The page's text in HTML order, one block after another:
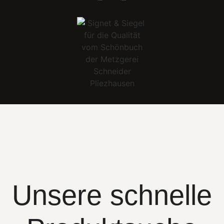
Unsere schnelle